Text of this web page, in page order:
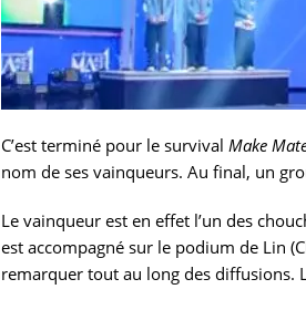
C’est terminé pour le survival Make
nom de ses vainqueurs. Au final, un
Le vainqueur est en effet l’un des
est accompagné sur le podium de Lin
remarquer tout au long des diffusions.